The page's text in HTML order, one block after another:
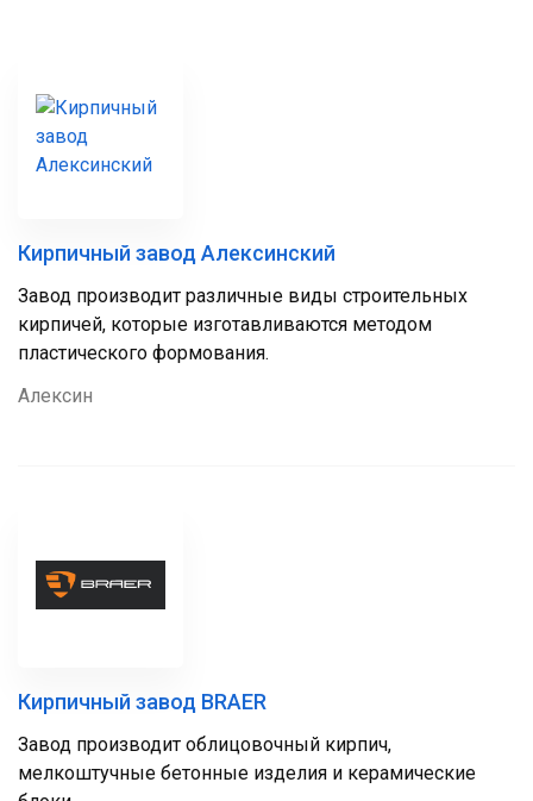
Кирпичный завод Алексинский
Завод производит различные виды строительных
кирпичей, которые изготавливаются методом
пластического формования.
Алексин
Кирпичный завод BRAER
Завод производит облицовочный кирпич,
мелкоштучные бетонные изделия и керамические